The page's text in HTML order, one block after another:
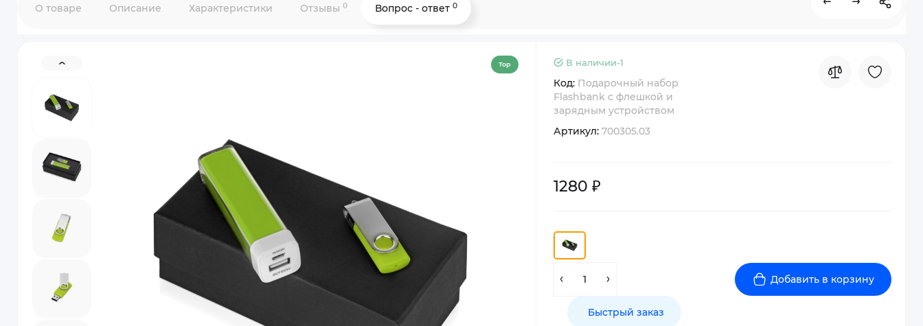
О товаре Описание Характеристики Отзывы 0 Вопрос - ответ 0
Top В наличии-1
Код: Подарочный набор
Flashbank с флешкой и
зарядным устройством
Артикул: 700305.03
1280 ₽
Добавить в корзину
Быстрый заказ